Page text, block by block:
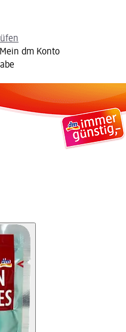
dm Konto